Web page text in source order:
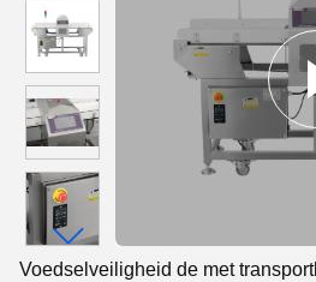
Voedselveiligheid de met